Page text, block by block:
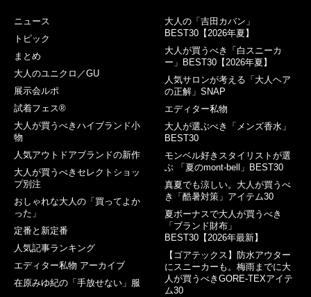
ニュース
トピック
まとめ
大人のユニクロ／GU
展示会ルポ
試着フェス®︎
大人が買うべきハイブランド小
物
人気アウトドアブランドの新作
大人が買うべきセレクトショッ
プ別注
おしゃれな大人の「買ってよか
った」
定番と新定番
人気記事ランキング
エディター私物 アーカイブ
在原みゆ紀の「手放せない」服
大人の「吉田カバン」
BEST30【2026年夏】
大人が買うべき「白スニーカ
ー」BEST30【2026年夏】
人気サロンが考える「大人ヘア
の正解」SNAP
エディター私物
大人が選ぶべき「メンズ香水」
BEST30
モンベル好きスタイリストが選
ぶ 「夏のmont-bell」BEST30
真夏でも涼しい。大人が買うべ
き「酷暑対策」アイテム30
夏ボーナスで大人が買うべき
「ブランド財布」
BEST30【2026年最新】
【ゴアテックス】防水アウター
にスニーカーも。梅雨までに大
人が買うべきGORE-TEXアイテ
ム30